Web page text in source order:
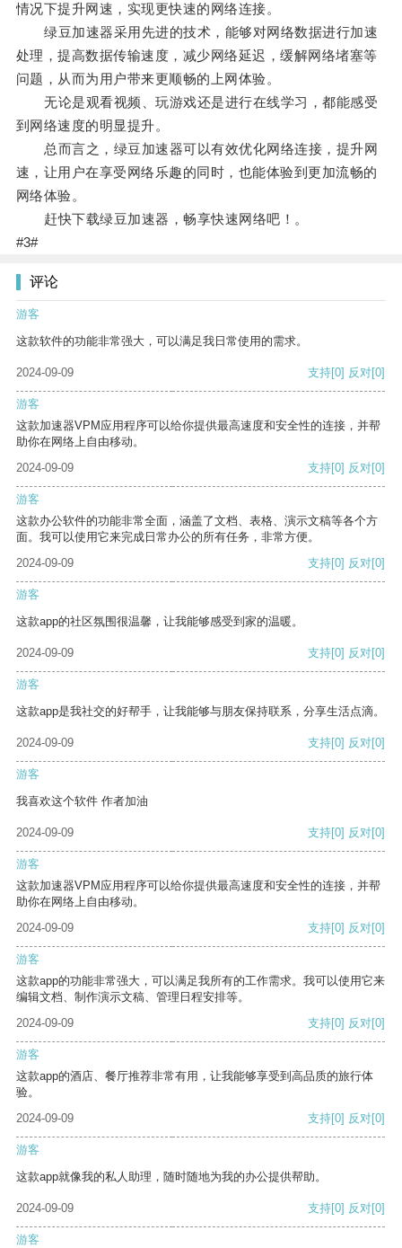
情况下提升网速，实现更快速的网络连接。
绿豆加速器采用先进的技术，能够对网络数据进行加速
处理，提高数据传输速度，减少网络延迟，缓解网络堵塞等
问题，从而为用户带来更顺畅的上网体验。
无论是观看视频、玩游戏还是进行在线学习，都能感受
到网络速度的明显提升。
总而言之，绿豆加速器可以有效优化网络连接，提升网
速，让用户在享受网络乐趣的同时，也能体验到更加流畅的
网络体验。
赶快下载绿豆加速器，畅享快速网络吧！。
#3#
评论
游客
这款软件的功能非常强大，可以满足我日常使用的需求。
2024-09-09 支持[0] 反对[0]
游客
这款加速器VPM应用程序可以给你提供最高速度和安全性的连接，并帮
助你在网络上自由移动。
2024-09-09
支持[0] 反对[0]
游客
这款办公软件的功能非常全面，涵盖了文档、表格、演示文稿等各个方
面。我可以使用它来完成日常办公的所有任务，非常方便。
2024-09-09
支持[0] 反对[0]
游客
这款app的社区氛围很温馨，让我能够感受到家的温暖。
2024-09-09 支持[0] 反对[0]
游客
这款app是我社交的好帮手，让我能够与朋友保持联系，分享生活点滴。
2024-09-09 支持[0] 反对[0]
游客
我喜欢这个软件 作者加油
2024-09-09 支持[0] 反对[0]
游客
这款加速器VPM应用程序可以给你提供最高速度和安全性的连接，并帮
助你在网络上自由移动。
2024-09-09
支持[0] 反对[0]
游客
这款app的功能非常强大，可以满足我所有的工作需求。我可以使用它来
编辑文档、制作演示文稿、管理日程安排等。
2024-09-09
支持[0] 反对[0]
游客
这款app的酒店、餐厅推荐非常有用，让我能够享受到高品质的旅行体
验。
2024-09-09
支持[0] 反对[0]
游客
这款app就像我的私人助理，随时随地为我的办公提供帮助。
2024-09-09 支持[0] 反对[0]
游客